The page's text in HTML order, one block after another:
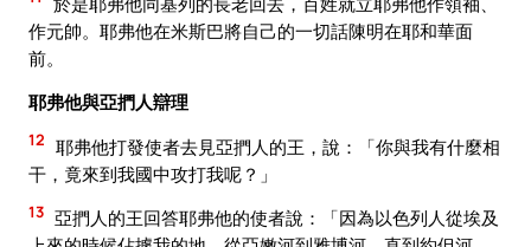
作元帥。耶弗他在米斯巴將自己的一切話陳明在耶和華面
前。
耶弗他與亞捫人辯理
12 耶弗他打發使者去見亞捫人的王，說：「你與我有什麼相
干，竟來到我國中攻打我呢？」
13 亞捫人的王回答耶弗他的使者說：「因為以色列人從埃及